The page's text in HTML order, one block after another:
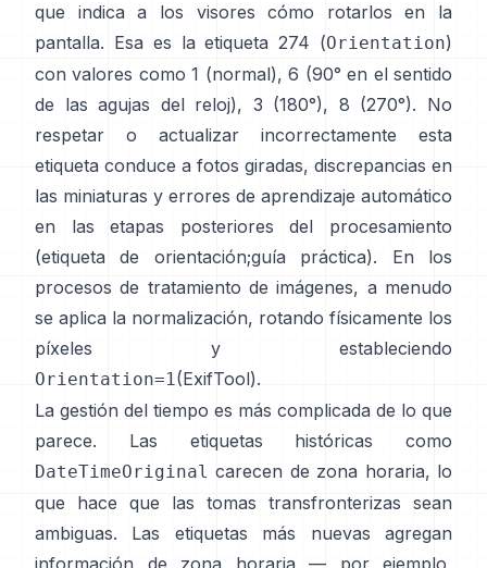
que indica a los visores cómo rotarlos en la
pantalla. Esa es la etiqueta 274 (Orientation)
con valores como 1 (normal), 6 (90° en el sentido
de las agujas del reloj), 3 (180°), 8 (270°). No
respetar o actualizar incorrectamente esta
etiqueta conduce a fotos giradas, discrepancias en
las miniaturas y errores de aprendizaje automático
en las etapas posteriores del procesamiento
(etiqueta de orientación;guía práctica). En los
procesos de tratamiento de imágenes, a menudo
se aplica la normalización, rotando físicamente los
píxeles y estableciendo
Orientation=1(ExifTool).
La gestión del tiempo es más complicada de lo que
parece. Las etiquetas históricas como
DateTimeOriginal carecen de zona horaria, lo
que hace que las tomas transfronterizas sean
ambiguas. Las etiquetas más nuevas agregan
información de zona horaria — por ejemplo,